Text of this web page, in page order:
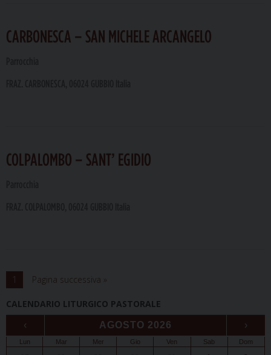
CARBONESCA – SAN MICHELE ARCANGELO
COLPALOMBO – SANT’ EGIDIO
1 Pagina successiva »
CALENDARIO LITURGICO PASTORALE
‹ AGOSTO 2026 ›
Lun Mar Mer Gio Ven Sab Dom